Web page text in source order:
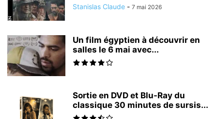
Stanislas Claude - 7 mai 2026
Un film égyptien à découvrir en
salles le 6 mai avec...
Sortie en DVD et Blu-Ray du
classique 30 minutes de sursis...